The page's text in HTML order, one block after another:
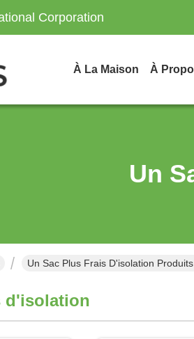
Corporation
À La Maison À
Un
Un Sac Plus Frais D'isolation
d'isolation